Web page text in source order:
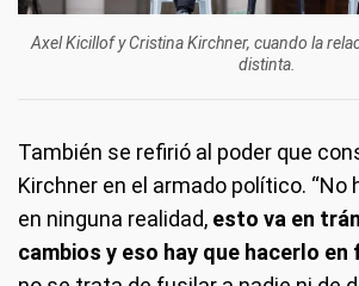
Axel Kicillof y Cristina Kirchner, cuando la
distinta.
También se refirió al poder que
Kirchner en el armado político.
en ninguna realidad, esto va en
cambios y eso hay que hacerlo